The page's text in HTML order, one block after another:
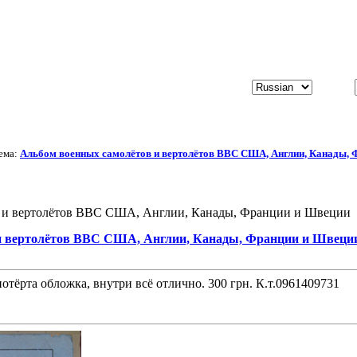
Альбом военных самолётов и вертолётов ВВС США, Англии, Канады,
и вертолётов ВВС США, Англии, Канады, Франции и Швеции
вертолётов ВВС США, Англии, Канады, Франции и
обложка, внутри всё отлично. 300 грн. К.т.0961409731